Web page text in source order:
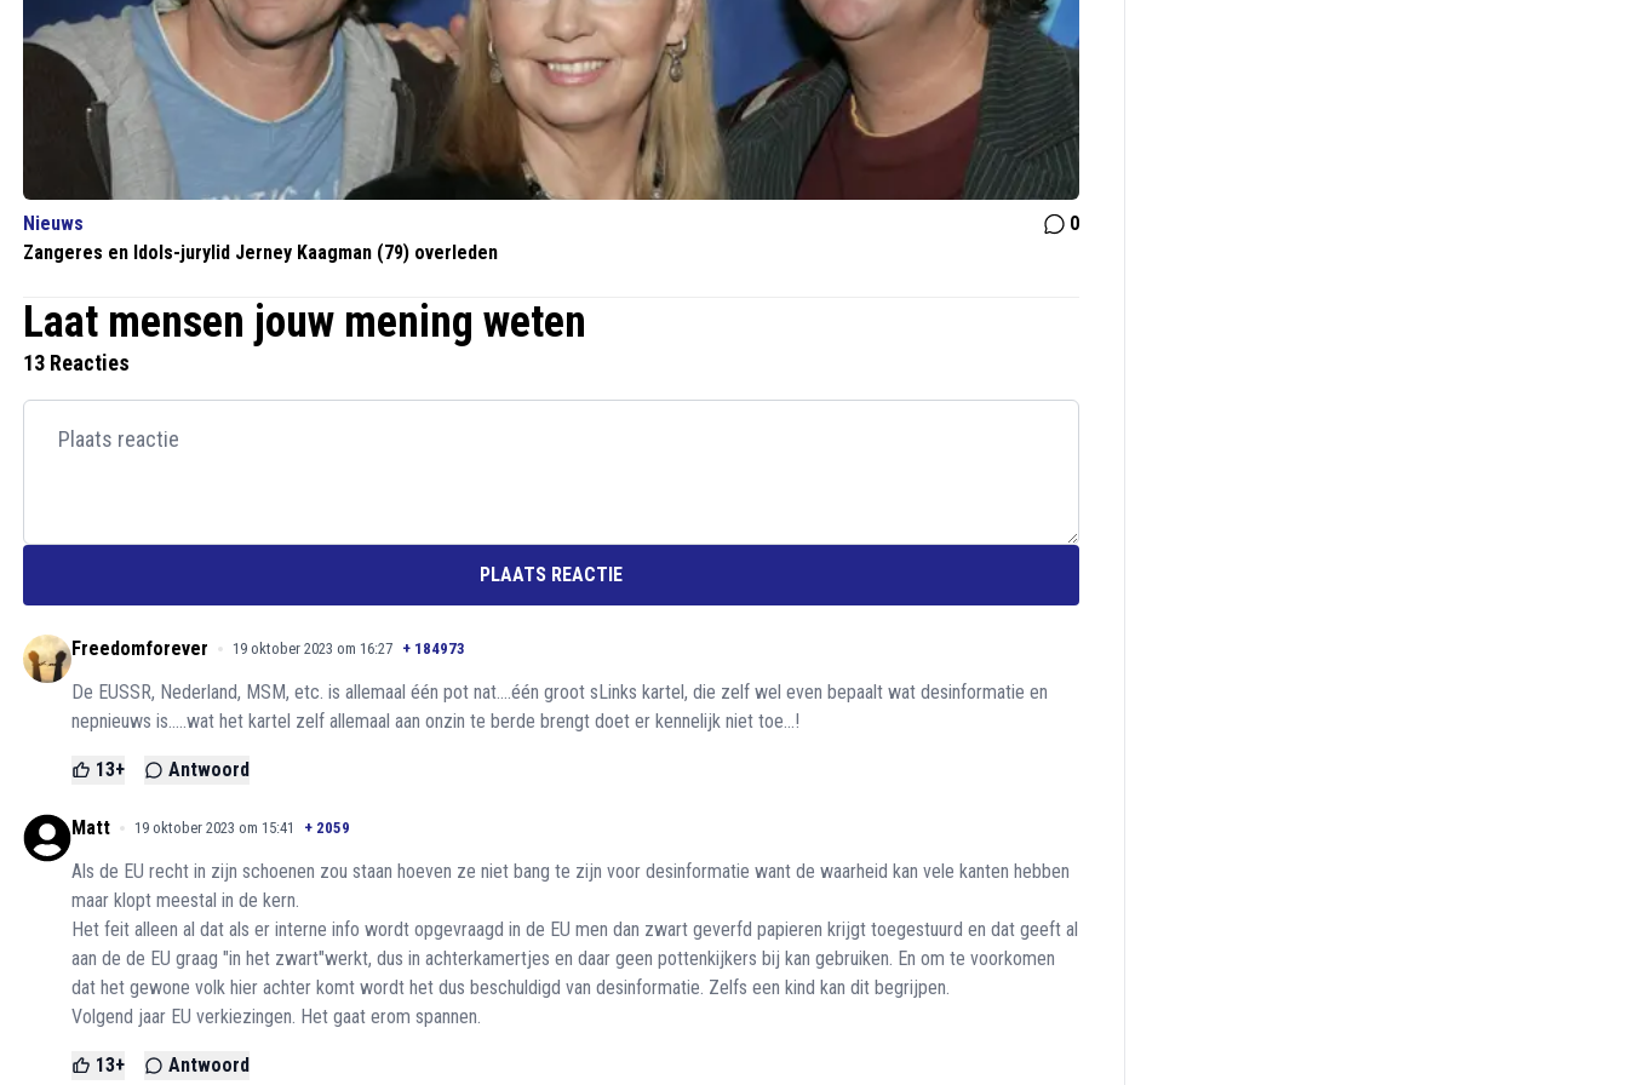
Nieuws
0
Zangeres en Idols-jurylid Jerney Kaagman (79) overleden
Laat mensen jouw mening weten
13 Reacties
PLAATS REACTIE
Freedomforever 19 oktober 2023 om 16:27 + 184973
De EUSSR, Nederland, MSM, etc. is allemaal één pot nat....één groot sLinks kartel, die zelf wel even bepaalt wat desinformatie en
nepnieuws is.....wat het kartel zelf allemaal aan onzin te berde brengt doet er kennelijk niet toe...!
13+ Antwoord
Matt 19 oktober 2023 om 15:41 + 2059
Als de EU recht in zijn schoenen zou staan hoeven ze niet bang te zijn voor desinformatie want de waarheid kan vele kanten hebben
maar klopt meestal in de kern.
Het feit alleen al dat als er interne info wordt opgevraagd in de EU men dan zwart geverfd papieren krijgt toegestuurd en dat geeft al
aan de de EU graag "in het zwart"werkt, dus in achterkamertjes en daar geen pottenkijkers bij kan gebruiken. En om te voorkomen
dat het gewone volk hier achter komt wordt het dus beschuldigd van desinformatie. Zelfs een kind kan dit begrijpen.
Volgend jaar EU verkiezingen. Het gaat erom spannen.
13+ Antwoord